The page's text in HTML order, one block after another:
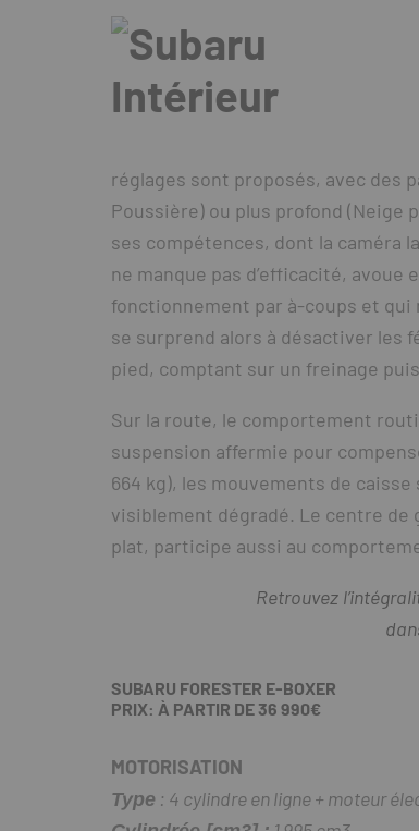
réglages sont proposés, avec des
Poussière) ou plus profond
ses compétences, dont la caméra
ne manque pas d’efficacité,
fonctionnement par à-coups et qui
se surprend alors à désactiver les
pied, comptant sur un freinage
Sur la route, le comportement
suspension affermie pour
664 kg), les mouvements de
visiblement dégradé. Le centre de
plat, participe aussi au
Retrouvez
SUBARU FORESTER E-BOXER
PRIX: À PARTIR DE 36 990€
MOTORISATION
Type : 4 cylindre en ligne + moteur